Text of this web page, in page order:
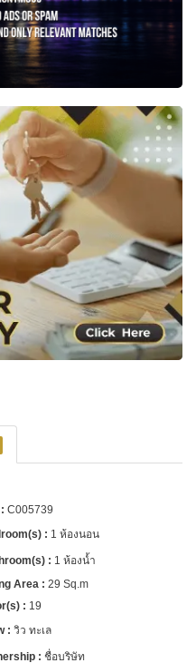
C005739
1 ห้องนอน
1 ห้องน้ำ
29 Sq.m
19
วิว ทะเล
ชื่อบริษัท